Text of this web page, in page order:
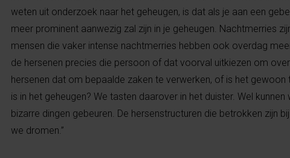
weten uit onderzoek naar het geheugen, is dat als je aan een
meer prominent aanwezig zal zijn in je geheugen. Nachtmerries
mensen die vaker intense nachtmerries hebben ook overdag
de hersenen precies die persoon of dat voorval uitkiezen om
hersenen dat om bepaalde zaken te verwerken, of is het
is in het geheugen? We tasten daarover in het duister. Wel
bizarre dingen gebeuren. De hersenstructuren die betrokken zijn
we dromen.”